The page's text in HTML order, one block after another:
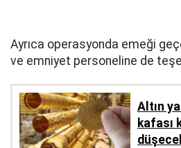
Ayrıca operasyonda emeği
ve emniyet personeline de
Altın
kafası